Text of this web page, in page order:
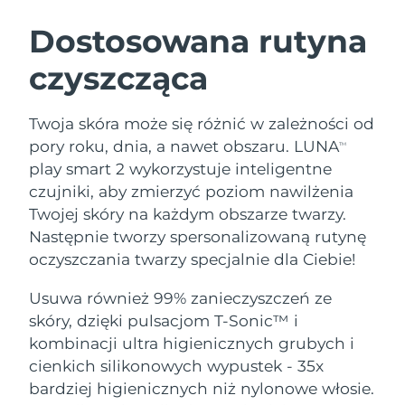
Dostosowana rutyna
czyszcząca
Twoja skóra może się różnić w zależności od
pory roku, dnia, a nawet obszaru. LUNATM
play smart 2 wykorzystuje inteligentne
czujniki, aby zmierzyć poziom nawilżenia
Twojej skóry na każdym obszarze twarzy.
Następnie tworzy spersonalizowaną rutynę
oczyszczania twarzy specjalnie dla Ciebie!
Usuwa również 99% zanieczyszczeń ze
skóry, dzięki pulsacjom T-Sonic™ i
kombinacji ultra higienicznych grubych i
cienkich silikonowych wypustek - 35x
bardziej higienicznych niż nylonowe włosie.
Oczyszczanie twarzy
LUNA™ 4 zestaw
Anti-aging massage
LUNA™ 4 Plus
Massage, LED heating
LUNA™ 4 Men
For men, anti-aging massage
Lifting twarzy
BEAR™ 2 zestaw
Microcurrent toning
BEAR™ 2 go
Microcurrent toning on-the-go
BEAR™ 2 eyes & lips
Microcurrent line smoothing device
Nawilżenie
UFO™ 3 zestaw
Deep facial hydration
UFO™ 3 LED
Near-infrared and red light therapy
device
Pielęgnacja jamy
ustnej
issa™ 4
Hybrid silicone sonic toothbrush
issa™ 4 plus
Smart hybrid silicone sonic toothbrush
FAQ™ ZABIEG ANTI-AGING
Anti-aging Zabiegi LED
NEW
Australia
Austria
Oczekiwany czas dostawy
Bahrajn
Oczekiwany czas dostawy
10/8/26
Belgia
Oczekiwany czas dostawy
9/8/26
Bermudy
Bośnia i
Hercegowina
Oczekiwany czas dostawy
Oczekiwany czas dostawy